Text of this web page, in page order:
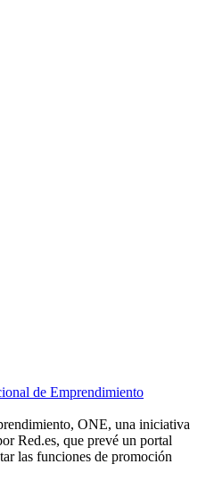
de Emprendimiento
ONE, una iniciativa
Red.es, que prevé un portal
las funciones de promoción